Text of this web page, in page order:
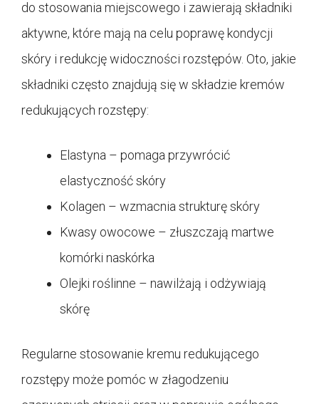
do stosowania miejscowego i zawierają składniki
aktywne, które mają na celu poprawę kondycji
skóry i redukcję widoczności rozstępów. Oto, jakie
składniki często znajdują się w składzie kremów
redukujących rozstępy:
Elastyna – pomaga przywrócić
elastyczność skóry
Kolagen – wzmacnia strukturę skóry
Kwasy owocowe – złuszczają martwe
komórki naskórka
Olejki roślinne – nawilżają i odżywiają
skórę
Regularne stosowanie kremu redukującego
rozstępy może pomóc w złagodzeniu